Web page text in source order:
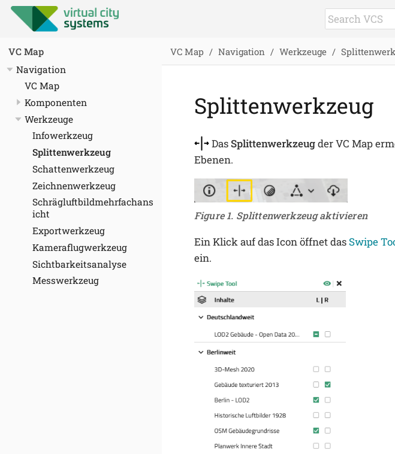
VC Map
Navigation
VC Map
Komponenten
Werkzeuge
Infowerkzeug
Splittenwerkzeug
Schattenwerkzeug
Zeichnenwerkzeug
Schrägluftbildmehrfachans
icht
Exportwerkzeug
Kameraflugwerkzeug
Sichtbarkeitsanalyse
Messwerkzeug
VC Map Navigation Werkzeuge
Splittenwerkzeug
DasSplittenwerkzeugder VC Map
Ebenen.
Figure 1. Splittenwerkzeug aktivieren
Ein Klick auf das Icon öffnet das Swipe
ein.